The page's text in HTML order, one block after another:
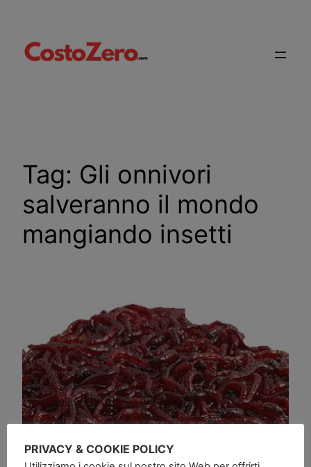
contenuto
Tag: Gli onnivori
salveranno il mondo
mangiando insetti
PRIVACY & COOKIE POLICY